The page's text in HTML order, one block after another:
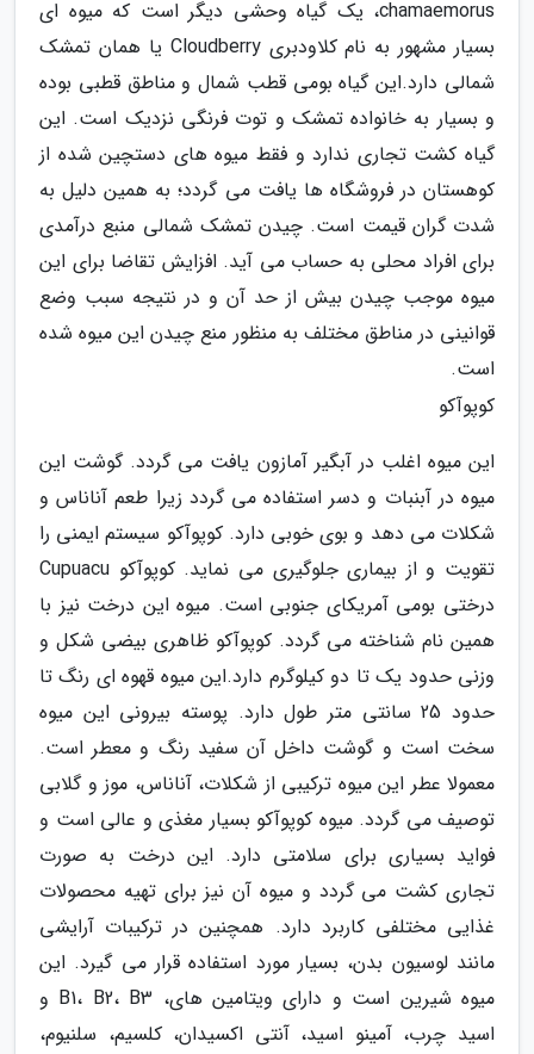
chamaemorus، یک گیاه وحشی دیگر است که میوه ای
بسیار مشهور به نام کلاودبری Cloudberry یا همان تمشک
شمالی دارد.این گیاه بومی قطب شمال و مناطق قطبی بوده
و بسیار به خانواده تمشک و توت فرنگی نزدیک است. این
گیاه کشت تجاری ندارد و فقط میوه های دستچین شده از
کوهستان در فروشگاه ها یافت می گردد؛ به همین دلیل به
شدت گران قیمت است. چیدن تمشک شمالی منبع درآمدی
برای افراد محلی به حساب می آید. افزایش تقاضا برای این
میوه موجب چیدن بیش از حد آن و در نتیجه سبب وضع
قوانینی در مناطق مختلف به منظور منع چیدن این میوه شده
است.
کوپوآکو
این میوه اغلب در آبگیر آمازون یافت می گردد. گوشت این
میوه در آبنبات و دسر استفاده می گردد زیرا طعم آناناس و
شکلات می دهد و بوی خوبی دارد. کوپوآکو سیستم ایمنی را
تقویت و از بیماری جلوگیری می نماید. کوپوآکو Cupuacu
درختی بومی آمریکای جنوبی است. میوه این درخت نیز با
همین نام شناخته می گردد. کوپوآکو ظاهری بیضی شکل و
وزنی حدود یک تا دو کیلوگرم دارد.این میوه قهوه ای رنگ تا
حدود 25 سانتی متر طول دارد. پوسته بیرونی این میوه
سخت است و گوشت داخل آن سفید رنگ و معطر است.
معمولا عطر این میوه ترکیبی از شکلات، آناناس، موز و گلابی
توصیف می گردد. میوه کوپوآکو بسیار مغذی و عالی است و
فواید بسیاری برای سلامتی دارد. این درخت به صورت
تجاری کشت می گردد و میوه آن نیز برای تهیه محصولات
غذایی مختلفی کاربرد دارد. همچنین در ترکیبات آرایشی
مانند لوسیون بدن، بسیار مورد استفاده قرار می گیرد. این
میوه شیرین است و دارای ویتامین های، B1، B2، B3 و
اسید چرب، آمینو اسید، آنتی اکسیدان، کلسیم، سلنیوم،